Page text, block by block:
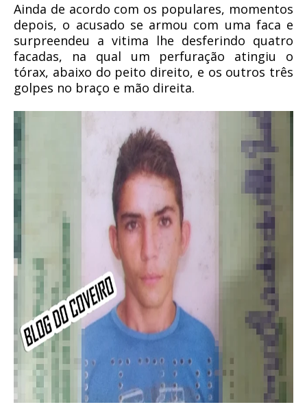
Ainda de acordo com os populares, momentos
depois, o acusado se armou com uma faca e
surpreendeu a vitima lhe desferindo quatro
facadas, na qual um perfuração atingiu o
tórax, abaixo do peito direito, e os outros três
golpes no braço e mão direita.